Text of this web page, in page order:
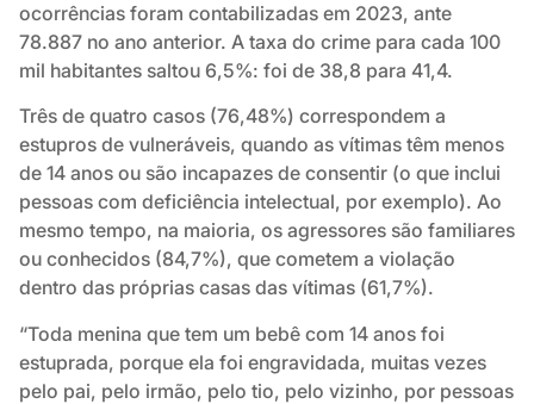
ocorrências foram contabilizadas em 2023, ante
78.887 no ano anterior. A taxa do crime para cada 100
mil habitantes saltou 6,5%: foi de 38,8 para 41,4.
Três de quatro casos (76,48%) correspondem a
estupros de vulneráveis, quando as vítimas têm menos
de 14 anos ou são incapazes de consentir (o que inclui
pessoas com deficiência intelectual, por exemplo). Ao
mesmo tempo, na maioria, os agressores são familiares
ou conhecidos (84,7%), que cometem a violação
dentro das próprias casas das vítimas (61,7%).
“Toda menina que tem um bebê com 14 anos foi
estuprada, porque ela foi engravidada, muitas vezes
pelo pai, pelo irmão, pelo tio, pelo vizinho, por pessoas